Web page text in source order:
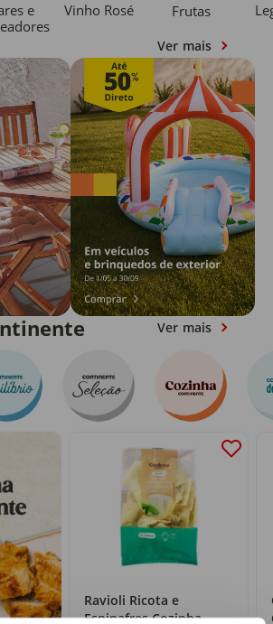
e
Vinho Rosé Frutas
Ver mais
Ver mais
Ravioli Ricota e
Espinafres Cozinha